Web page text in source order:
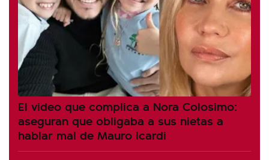
El video que complica a Nora Colosimo:
aseguran que obligaba a sus nietas a
hablar mal de Mauro Icardi